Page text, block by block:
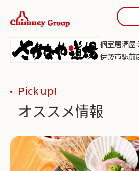
個室居酒屋
伊勢市駅前
Pick up!
オススメ情報